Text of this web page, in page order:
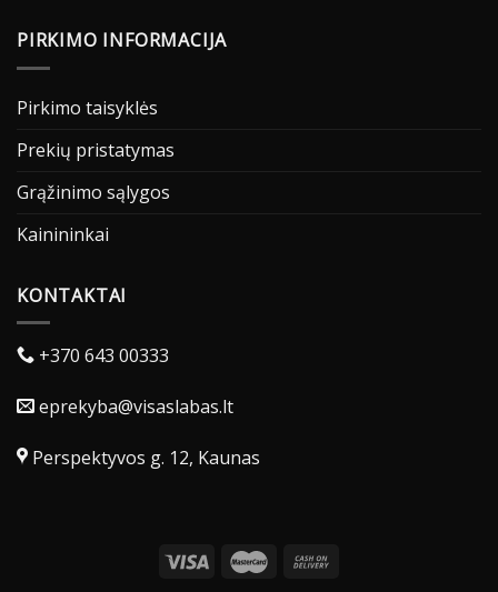
PIRKIMO INFORMACIJA
Pirkimo taisyklės
Prekių pristatymas
Grąžinimo sąlygos
Kainininkai
KONTAKTAI
+370 643 00333
eprekyba@visaslabas.lt
Perspektyvos g. 12, Kaunas